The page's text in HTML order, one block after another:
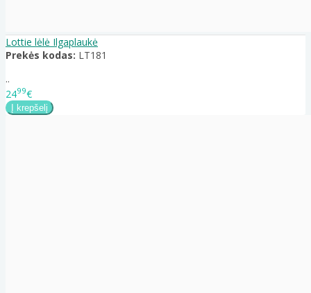
Lottie lėlė Ilgaplaukė
Prekės kodas: LT181
..
2499€